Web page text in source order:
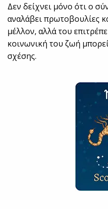
Δεν δείχνει μόνο ότι ο
αναλάβει πρωτοβουλίες
μέλλον, αλλά του
κοινωνική του ζωή
σχέσης.